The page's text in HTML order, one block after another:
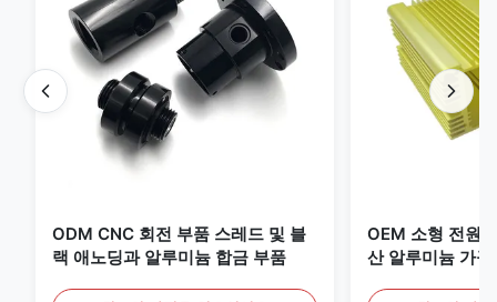
ODM CNC 회전 부품 스레드 및 블
랙 애노딩과 알루미늄 합금 부품
OEM 소형 전원
산 알루미늄 가구